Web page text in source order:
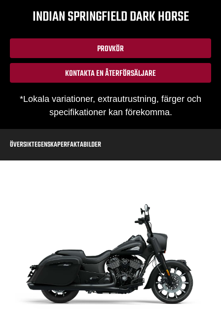
INDIAN SPRINGFIELD DARK HORSE
PROVKÖR
KONTAKTA EN ÅTERFÖRSÄLJARE
*Lokala variationer, extrautrustning, färger och
specifikationer kan förekomma.
ÖVERSIKTEGENSKAPERFAKTABILDER